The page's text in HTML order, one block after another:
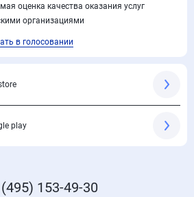
оценка качества оказания услуг
организациями
в голосовании
play
153-49-30